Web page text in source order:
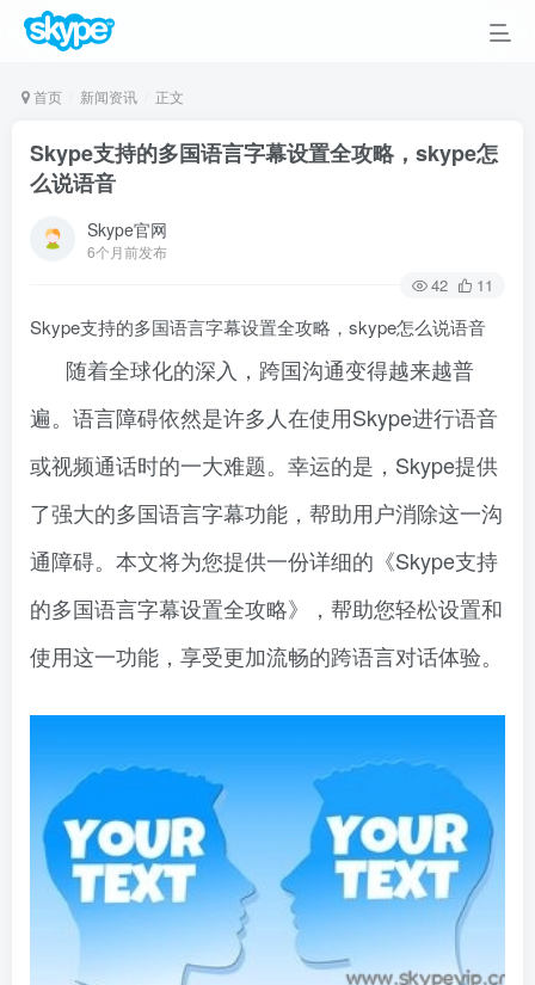
首页 新闻资讯 正文
Skype支持的多国语言字幕设置全攻略，skype怎
么说语音
Skype官网
6个月前发布
42 11
Skype支持的多国语言字幕设置全攻略，skype怎么说语音
随着全球化的深入，跨国沟通变得越来越普
遍。语言障碍依然是许多人在使用Skype进行语音
或视频通话时的一大难题。幸运的是，Skype提供
了强大的多国语言字幕功能，帮助用户消除这一沟
通障碍。本文将为您提供一份详细的《Skype支持
的多国语言字幕设置全攻略》，帮助您轻松设置和
使用这一功能，享受更加流畅的跨语言对话体验。